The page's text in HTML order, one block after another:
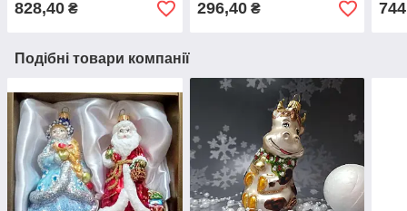
828,40 ₴ 296,40₴
Подібні товари компанії